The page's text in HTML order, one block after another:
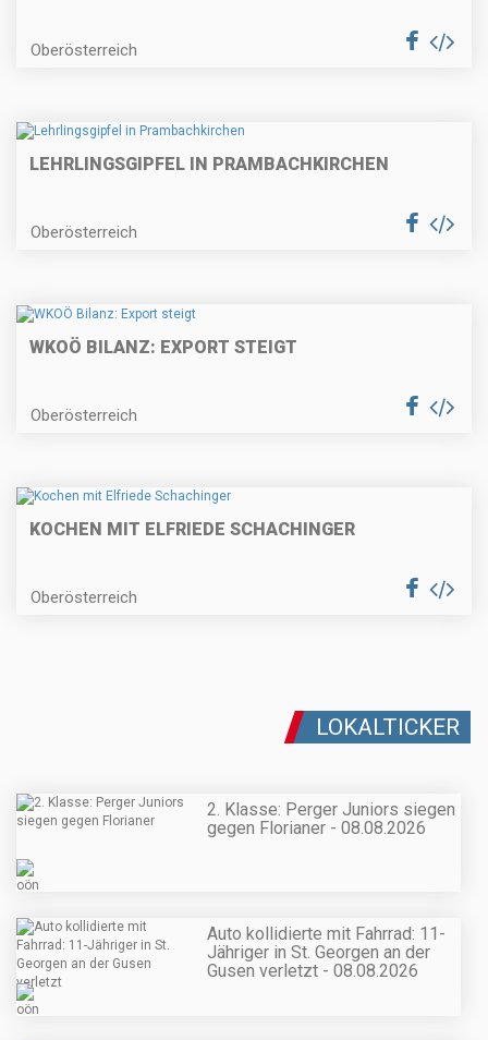
Oberösterreich
LEHRLINGSGIPFEL IN PRAMBACHKIRCHEN
Oberösterreich
WKOÖ BILANZ: EXPORT STEIGT
Oberösterreich
KOCHEN MIT ELFRIEDE SCHACHINGER
Oberösterreich
LOKALTICKER
2. Klasse: Perger Juniors siegen
gegen Florianer - 08.08.2026
Auto kollidierte mit Fahrrad: 11-
Jähriger in St. Georgen an der
Gusen verletzt - 08.08.2026